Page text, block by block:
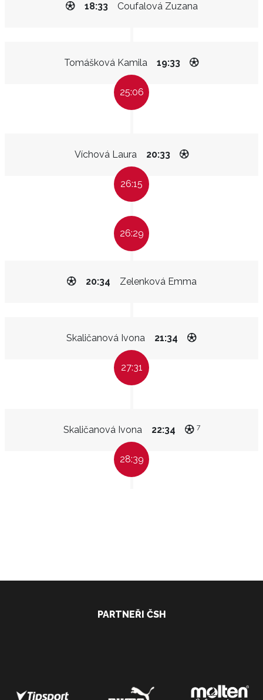
Coufalová Zuzana
18:33
Tomášková Kamila 19:33
25:06
Víchová Laura 20:33
26:15
26:29
Zelenková Emma
20:34
Skaličanová Ivona 21:34
27:31
Skaličanová Ivona 22:34 7
28:39
PARTNEŘI ČSH